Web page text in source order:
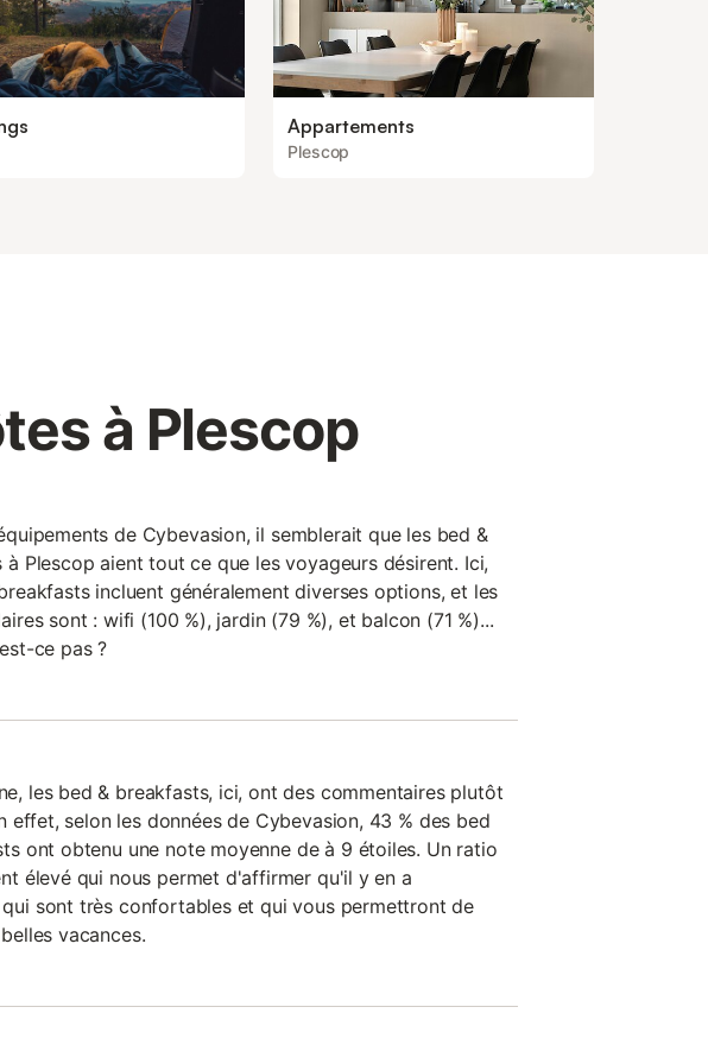
Appartements
Plescop
à Plescop
de Cybevasion, il semblerait que les bed &
à Plescop aient tout ce que les voyageurs désirent. Ici,
incluent généralement diverses options, et les
sont : wifi (100 %), jardin (79 %), et balcon (71 %)...
ce pas ?
les bed & breakfasts, ici, ont des commentaires plutôt
effet, selon les données de Cybevasion, 43 % des bed
ont obtenu une note moyenne de à 9 étoiles. Un ratio
élevé qui nous permet d'affirmer qu'il y en a
sont très confortables et qui vous permettront de
vacances.